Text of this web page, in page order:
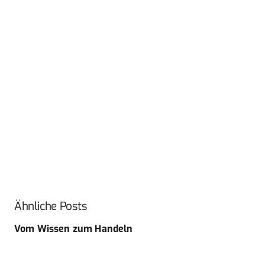
Ähnliche Posts
Vom Wissen zum Handeln